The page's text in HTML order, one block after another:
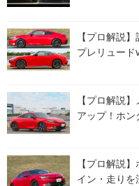
【プロ解説
プレリュー
【プロ解説
アップ！ホ
【プロ解説
イン・走りを